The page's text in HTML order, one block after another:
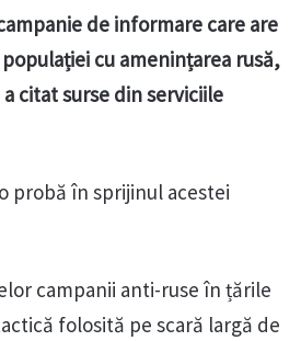
de informare care are
cu amenințarea rusă,
a citat surse din serviciile
probă în sprijinul acestei
campanii anti-ruse în țările
folosită pe scară largă de